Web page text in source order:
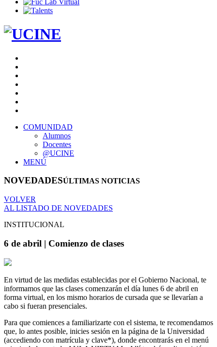
COMUNIDAD
Alumnos
Docentes
@UCINE
MENÚ
NOVEDADESÚLTIMAS NOTICIAS
VOLVER
AL LISTADO DE NOVEDADES
INSTITUCIONAL
6 de abril | Comienzo de clases
En virtud de las medidas establecidas por el Gobierno Nacional, te
informamos que las clases comenzarán el día lunes 6 de abril en
forma virtual, en los mismo horarios de cursada que se llevarían a
cabo si fueran presenciales.
Para que comiences a familiarizarte con el sistema, te recomendamos
que, lo antes posible, inicies sesión en la página de la Universidad
(accediendo con matrícula y clave*), donde encontrarás en el menú